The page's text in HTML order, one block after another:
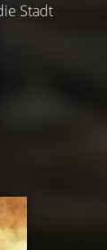
Stadt